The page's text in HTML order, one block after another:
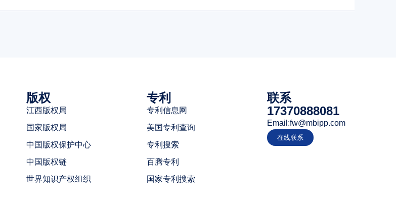
版权
江西版权局
国家版权局
中国版权保护中心
中国版权链
世界知识产权组织
专利
专利信息网
美国专利查询
专利搜索
百腾专利
国家专利搜索
联系
17370888081
Email:fw@mbipp.com
在线联系